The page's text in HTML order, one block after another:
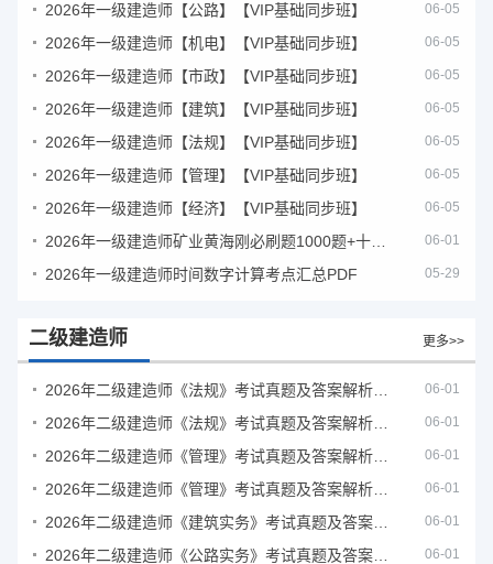
2026年一级建造师【公路】【VIP基础同步班】 06-05
2026年一级建造师【机电】【VIP基础同步班】 06-05
2026年一级建造师【市政】【VIP基础同步班】 06-05
2026年一级建造师【建筑】【VIP基础同步班】 06-05
2026年一级建造师【法规】【VIP基础同步班】 06-05
2026年一级建造师【管理】【VIP基础同步班】 06-05
2026年一级建造师【经济】【VIP基础同步班】 06-05
06-01
2026年一级建造师时间数字计算考点汇总PDF 05-29
二级建造师 更多>>
06-01
06-01
06-01
06-01
06-01
06-01